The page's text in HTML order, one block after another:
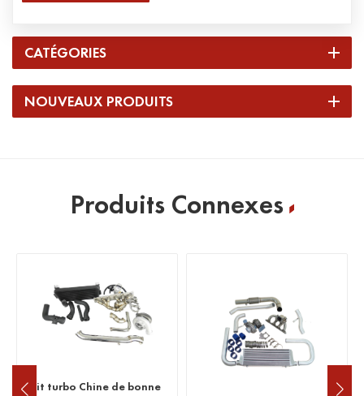
CATÉGORIES
NOUVEAUX PRODUITS
Produits Connexes
Kit turbo Chine de bonne